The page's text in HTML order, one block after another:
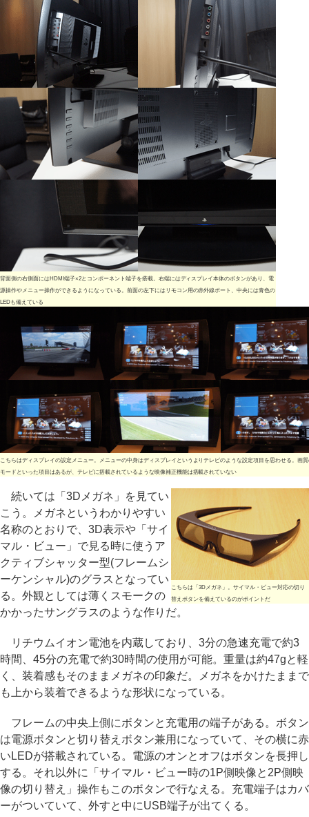
背面側の右側面にはHDMI端子×2とコンポーネント端子を搭載。右端にはディスプレイ本体のボタンがあり、電
源操作やメニュー操作ができるようになっている。前面の左下にはリモコン用の赤外線ポート、中央には青色の
LEDも備えている
こちらはディスプレイの設定メニュー。メニューの中身はディスプレイというよりテレビのような設定項目を思わせる。画
モードといった項目はあるが、テレビに搭載されているような映像補正機能は搭載されていない
こちらは「3Dメガネ」。サイマル・ビュー対応の切り
替えボタンを備えているのがポイントだ
続いては「3Dメガネ」を見てい
こう。メガネというわかりやすい
名称のとおりで、3D表示や「サイ
マル・ビュー」で見る時に使うア
クティブシャッター型(フレームシ
ーケンシャル)のグラスとなってい
る。外観としては薄くスモークの
かかったサングラスのような作りだ。
リチウムイオン電池を内蔵しており、3分の急速充電で約3
時間、45分の充電で約30時間の使用が可能。重量は約47gと軽
く、装着感もそのままメガネの印象だ。メガネをかけたままで
も上から装着できるような形状になっている。
フレームの中央上側にボタンと充電用の端子がある。ボタン
は電源ボタンと切り替えボタン兼用になっていて、その横に赤
いLEDが搭載されている。電源のオンとオフはボタンを長押し
する。それ以外に「サイマル・ビュー時の1P側映像と2P側映
像の切り替え」操作もこのボタンで行なえる。充電端子はカバ
ーがついていて、外すと中にUSB端子が出てくる。